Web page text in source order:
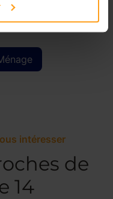
intéresser
de
14